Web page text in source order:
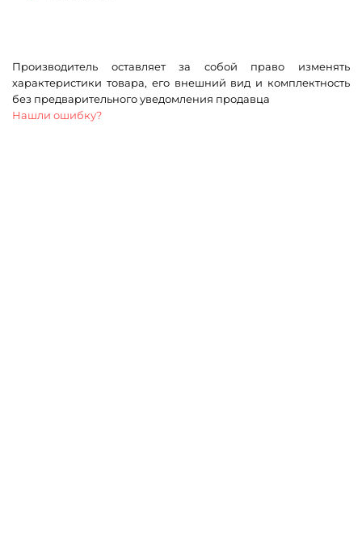
Производитель оставляет за собой право изменять
характеристики товара, его внешний вид и комплектность
без предварительного уведомления продавца
Нашли ошибку?